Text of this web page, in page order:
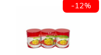
-12%